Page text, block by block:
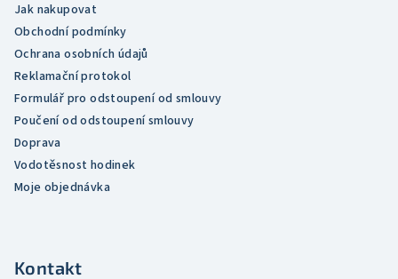
Jak nakupovat
Obchodní podmínky
Ochrana osobních údajů
Reklamační protokol
Formulář pro odstoupení od smlouvy
Poučení od odstoupení smlouvy
Doprava
Vodotěsnost hodinek
Moje objednávka
Kontakt